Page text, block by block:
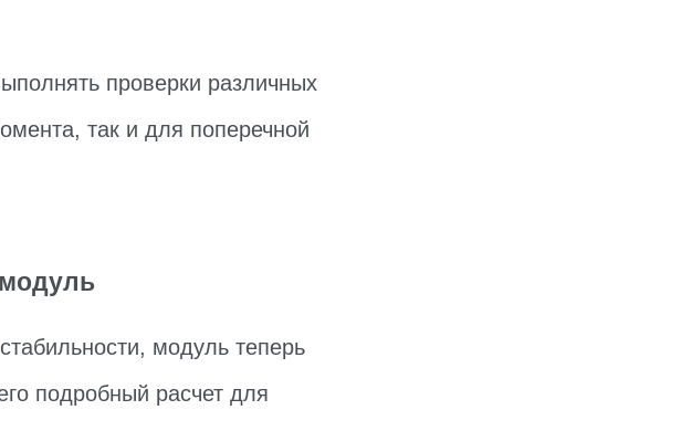
проверки различных
так и для поперечной
модуль теперь
подробный расчет для